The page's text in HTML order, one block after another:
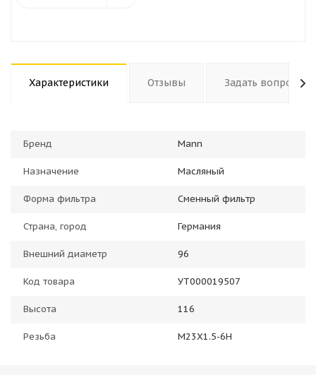
Характеристики Отзывы Задать вопрос
Бренд Mann
Назначение Масляный
Форма фильтра Сменный фильтр
Страна, город Германия
Внешний диаметр 96
Код товара УТ000019507
Высота 116
Резьба M23X1.5-6H